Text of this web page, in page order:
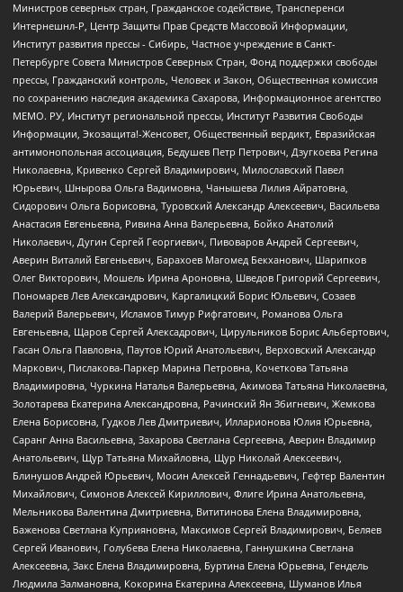
Министров северных стран, Гражданское содействие, Трансперенси
Интернешнл-Р, Центр Защиты Прав Средств Массовой Информации,
Институт развития прессы - Сибирь, Частное учреждение в Санкт-
Петербурге Совета Министров Северных Стран, Фонд поддержки свободы
прессы, Гражданский контроль, Человек и Закон, Общественная комиссия
по сохранению наследия академика Сахарова, Информационное агентство
МЕМО. РУ, Институт региональной прессы, Институт Развития Свободы
Информации, Экозащита!-Женсовет, Общественный вердикт, Евразийская
антимонопольная ассоциация, Бедушев Петр Петрович, Дзугкоева Регина
Николаевна, Кривенко Сергей Владимирович, Милославский Павел
Юрьевич, Шнырова Ольга Вадимовна, Чанышева Лилия Айратовна,
Сидорович Ольга Борисовна, Туровский Александр Алексеевич, Васильева
Анастасия Евгеньевна, Ривина Анна Валерьевна, Бойко Анатолий
Николаевич, Дугин Сергей Георгиевич, Пивоваров Андрей Сергеевич,
Аверин Виталий Евгеньевич, Барахоев Магомед Бекханович, Шарипков
Олег Викторович, Мошель Ирина Ароновна, Шведов Григорий Сергеевич,
Пономарев Лев Александрович, Каргалицкий Борис Юльевич, Созаев
Валерий Валерьевич, Исламов Тимур Рифгатович, Романова Ольга
Евгеньевна, Щаров Сергей Алексадрович, Цирульников Борис Альбертович,
Гасан Ольга Павловна, Паутов Юрий Анатольевич, Верховский Александр
Маркович, Пислакова-Паркер Марина Петровна, Кочеткова Татьяна
Владимировна, Чуркина Наталья Валерьевна, Акимова Татьяна Николаевна,
Золотарева Екатерина Александровна, Рачинский Ян Збигневич, Жемкова
Елена Борисовна, Гудков Лев Дмитриевич, Илларионова Юлия Юрьевна,
Саранг Анна Васильевна, Захарова Светлана Сергеевна, Аверин Владимир
Анатольевич, Щур Татьяна Михайловна, Щур Николай Алексеевич,
Блинушов Андрей Юрьевич, Мосин Алексей Геннадьевич, Гефтер Валентин
Михайлович, Симонов Алексей Кириллович, Флиге Ирина Анатольевна,
Мельникова Валентина Дмитриевна, Вититинова Елена Владимировна,
Баженова Светлана Куприяновна, Максимов Сергей Владимирович, Беляев
Сергей Иванович, Голубева Елена Николаевна, Ганнушкина Светлана
Алексеевна, Закс Елена Владимировна, Буртина Елена Юрьевна, Гендель
Людмила Залмановна, Кокорина Екатерина Алексеевна, Шуманов Илья